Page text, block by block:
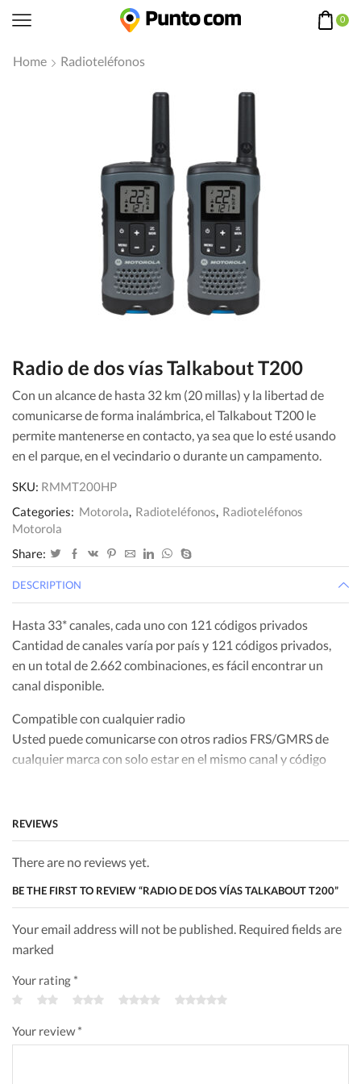
0
Home Radioteléfonos
Radio de dos vías Talkabout T200
Con un alcance de hasta 32 km (20 millas) y la libertad de
comunicarse de forma inalámbrica, el Talkabout T200 le
permite mantenerse en contacto, ya sea que lo esté usando
en el parque, en el vecindario o durante un campamento.
SKU: RMMT200HP
Categories: Motorola, Radioteléfonos, Radioteléfonos
Motorola
Share:
DESCRIPTION
Hasta 33* canales, cada uno con 121 códigos privados
Cantidad de canales varía por país y 121 códigos privados,
en un total de 2.662 combinaciones, es fácil encontrar un
canal disponible.
Compatible con cualquier radio
Usted puede comunicarse con otros radios FRS/GMRS de
cualquier marca con solo estar en el mismo canal y código
Hay dos maneras de encender su radio: use las baterías
o use 3 baterías AA para hasta 29 horas de duración. Para
recargar las baterías NiMH, elija una de tres maneras:
conéctelas al adaptador de su vehículo o su computadora, o
enchufe el cable micro-USB en un tomacorriente.
Un tono de llamada es lo que la persona que lo llama oye en
vez de un timbre normal predeterminado. Llama la atención
de sus familiares y amigos antes de empezar a hablar..
REVIEWS
There are no reviews yet.
BE THE FIRST TO REVIEW “RADIO DE DOS VÍAS TALKABOUT T200”
Your email address will not be published. Required fields are
marked
Your rating *
Your review*